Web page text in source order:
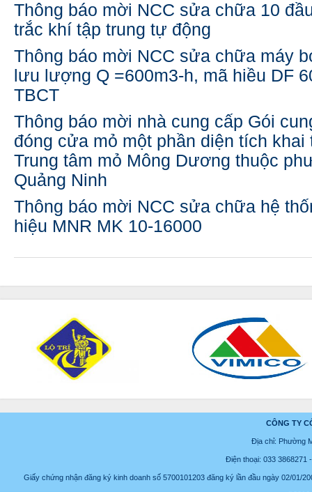
Thông báo mời NCC sửa chữa 10
trắc khí tập trung tự động
Thông báo mời NCC sửa chữa máy
lưu lượng Q =600m3-h, mã hiều DF
TBCT
Thông báo mời nhà cung cấp Gói
đóng cửa mỏ một phần diện tích
Trung tâm mỏ Mông Dương thuộc
Quảng Ninh
Thông báo mời NCC sửa chữa hệ
hiệu MNR MK 10-16000
CÔNG TY
Địa chỉ: Phường
Điện thoại: 033 3868271
Giấy chứng nhận đăng ký kinh doanh số 5700101203 đăng ký lần đầu ngày 02/01/